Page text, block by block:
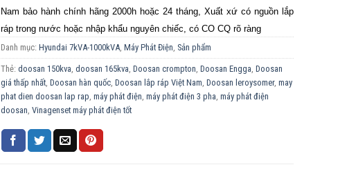
Nam bảo hành chính hãng 2000h hoặc 24 tháng, Xuất xứ có nguồn lắp
ráp trong nước hoặc nhập khẩu nguyên chiếc, có CO CQ rõ ràng
Danh mục: Hyundai 7kVA-1000kVA, Máy Phát Điện Sản phẩm
Thẻ: doosan 150kva doosan 165kva Doosan crompton Doosan Engga Doosan
giá thấp nhất, Doosan hàn quốc, Doosan lắp ráp Việt Nam Doosan leroysomer, may
phat dien doosan lap rap máy phát điện máy phát điện 3 pha máy phát điện
doosan Vinagenset máy phát điện tốt